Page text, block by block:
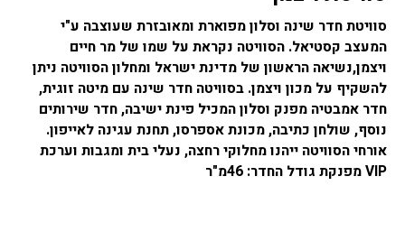
סוויטת חדר שינה וסלון מפוארת ומאובזרת שעוצבה ע"י
המעצב קסטיאל. הסוויטה נקראת על שמו של מר חיים
ויצמן,נשיאה הראשון של מדינת ישראל ומחלון הסוויטה ניתן
להשקיף על מכון ויצמן. בסוויטה חדר שינה עם מיטה זוגית,
חדר אמבטיה מפנק וסלון המכיל פינת ישיבה, חדר שירותים
נוסף, שולחן כתיבה, מכונת אספרסו, תחנת עגינה לאייפון.
אורחי הסוויטה ייהנו מחלוקי רחצה, נעלי בית ומגבות וערכת
VIP מפנקת גודל החדר: 46מ"ר